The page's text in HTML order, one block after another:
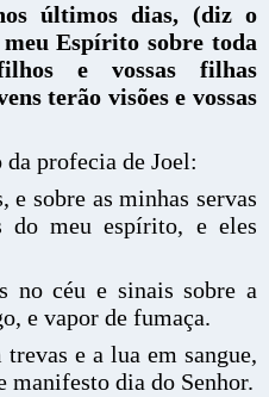
últimos dias, (diz o
Espírito sobre toda
e vossas filhas
terão visões e vossas
profecia de Joel:
sobre as minhas servas
do meu espírito, e eles
céu e sinais sobre a
e vapor de fumaça.
e a lua em sangue,
manifesto dia do Senhor.